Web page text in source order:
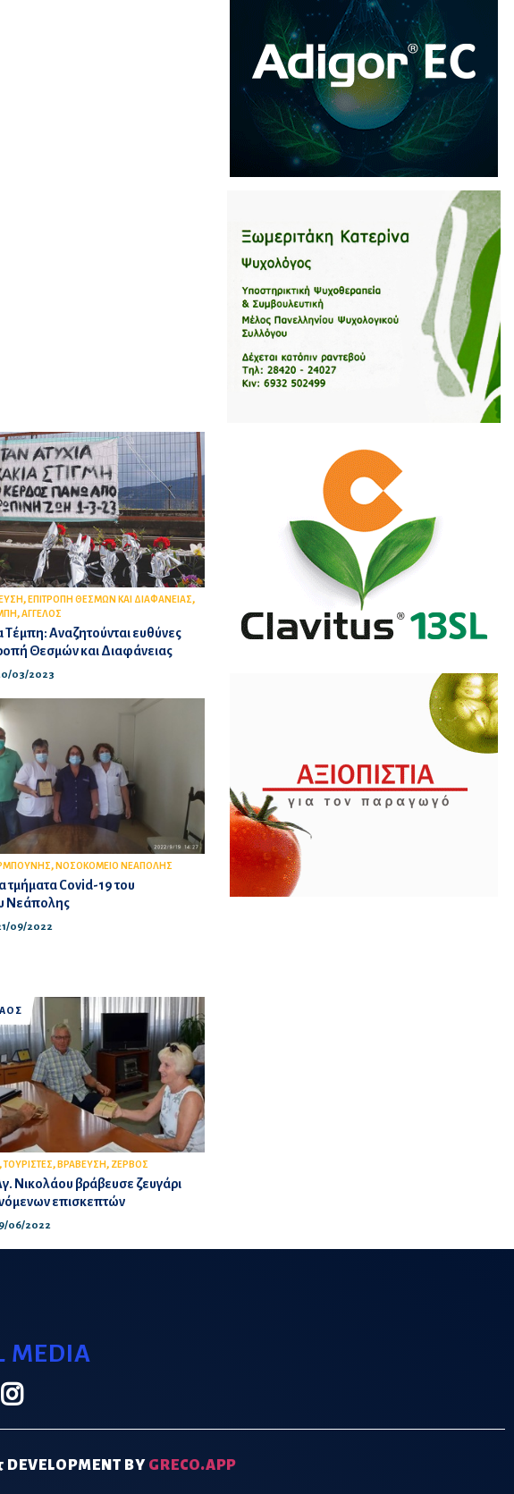
, ΕΠΙΤΡΟΠΗ ΘΕΣΜΩΝ ΚΑΙ ΔΙΑΦΑΝΕΙΑΣ,
,ΑΓΓΕΛΟΣ
Τέμπη: Αναζητούνται ευθύνες
Θεσμών και Διαφάνειας
03/2023
, ΝΟΣΟΚΟΜΕΙΟ ΝΕΑΠΟΛΗΣ
τμήματα Covid-19 του
Νεάπολης
09/2022
,ΤΟΥΡΙΣΤΕΣ, ΒΡΑΒΕΥΣΗ, ΖΕΡΒΟΣ
Νικολάου βράβευσε ζευγάρι
επισκεπτών
06/2022
MEDIA
DEVELOPMENT BY GRECO.APP